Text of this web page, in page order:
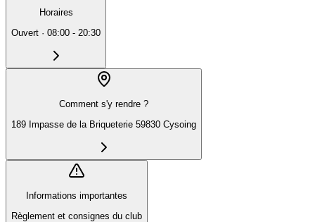
Horaires
Ouvert · 08:00 - 20:30
Comment s'y rendre ?
189 Impasse de la Briqueterie 59830 Cysoing
Informations importantes
Règlement et consignes du club